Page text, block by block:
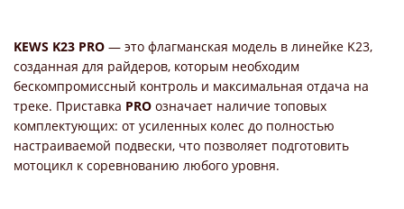
KEWS K23 PRO — это флагманская модель в линейке K23,
созданная для райдеров, которым необходим
бескомпромиссный контроль и максимальная отдача на
треке. Приставка PRO означает наличие топовых
комплектующих: от усиленных колес до полностью
настраиваемой подвески, что позволяет подготовить
мотоцикл к соревнованию любого уровня.